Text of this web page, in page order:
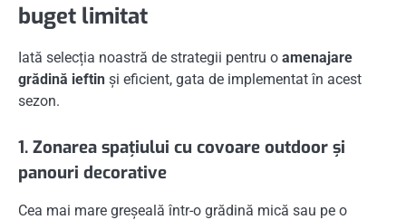
buget limitat
Iată selecția noastră de strategii pentru o amenajare
grădină ieftin și eficient, gata de implementat în acest
sezon.
1. Zonarea spațiului cu covoare outdoor și
panouri decorative
Cea mai mare greșeală într-o grădină mică sau pe o